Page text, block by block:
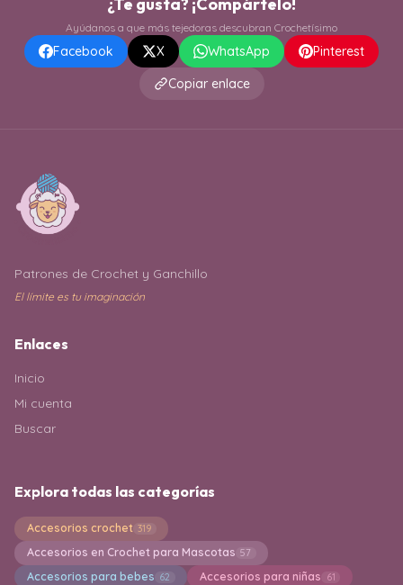
Ayúdanos a que más tejedoras descubran Crochetísimo
Facebook X WhatsApp
Pinterest
Copiar enlace
Patrones de Crochet y Ganchillo
El límite es tu imaginación
Enlaces
Inicio
Mi cuenta
Buscar
Explora todas las categorías
Accesorios crochet 319
Accesorios en Crochet para Mascotas 57
Accesorios para bebes 62 Accesorios para niñas 61